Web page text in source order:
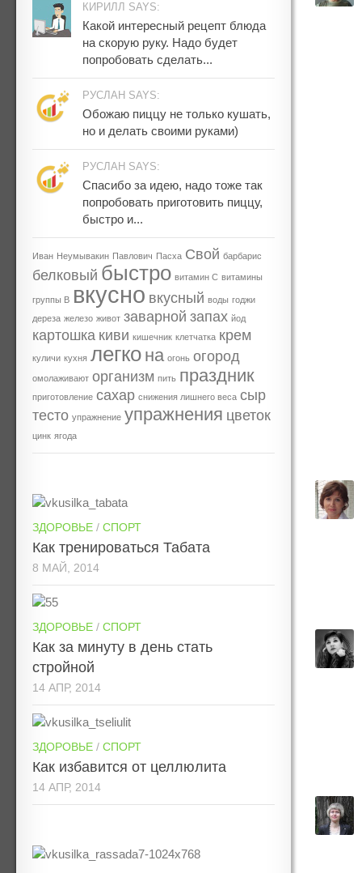
КИРИЛЛ SAYS:
Какой интересный рецепт блюда
на скорую руку. Надо будет
попробовать сделать...
РУСЛАН SAYS:
Обожаю пиццу не только кушать,
но и делать своими руками)
РУСЛАН SAYS:
Спасибо за идею, надо тоже так
попробовать приготовить пиццу,
быстро и...
Иван Неумывакин Павлович Пасха Свой барбарис
белковый быстро витамин С витамины
группы В вкусно вкусный воды годжи
дереза железо живот заварной запах йод
картошка киви кишечник клетчатка крем
куличи кухня легко на огонь огород
омолаживают организм пить праздник
приготовление сахар снижения лишнего веса сыр
тесто упражнение упражнения цветок
цинк ягода
ЗДОРОВЬЕ / СПОРТ
Как тренироваться Табата
8 МАЙ, 2014
ЗДОРОВЬЕ / СПОРТ
Как за минуту в день стать
стройной
14 АПР, 2014
ЗДОРОВЬЕ / СПОРТ
Как избавится от целлюлита
14 АПР, 2014